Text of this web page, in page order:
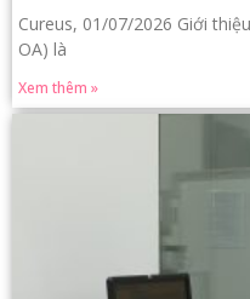
Cureus, 01/07/2026 Giới
OA) là
Xem thêm »